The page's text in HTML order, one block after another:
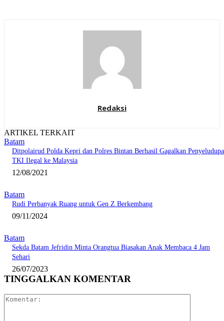
Redaksi
ARTIKEL TERKAIT
Batam
Ditpolairud Polda Kepri dan Polres Bintan Berhasil Gagalkan
TKI Ilegal ke Malaysia
12/08/2021
Batam
Rudi Perbanyak Ruang untuk Gen Z Berkembang
09/11/2024
Batam
Sekda Batam Jefridin Minta Orangtua Biasakan Anak Membaca 4 Jam
Sehari
26/07/2023
TINGGALKAN KOMENTAR